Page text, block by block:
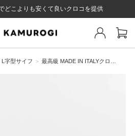
どこよりも安くて良いクロコを提供
L字型サイフ 最高級 MADE IN ITALYクロ…